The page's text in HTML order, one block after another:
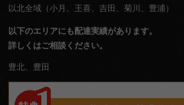
以北全域（小月、王喜、吉田、菊川、豊浦）
以下のエリアにも配達実績があります。
詳しくはご相談ください。
豊北、豊田